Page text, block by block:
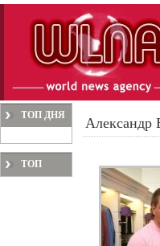
ТОП ДНЯ
ТОП
Александр